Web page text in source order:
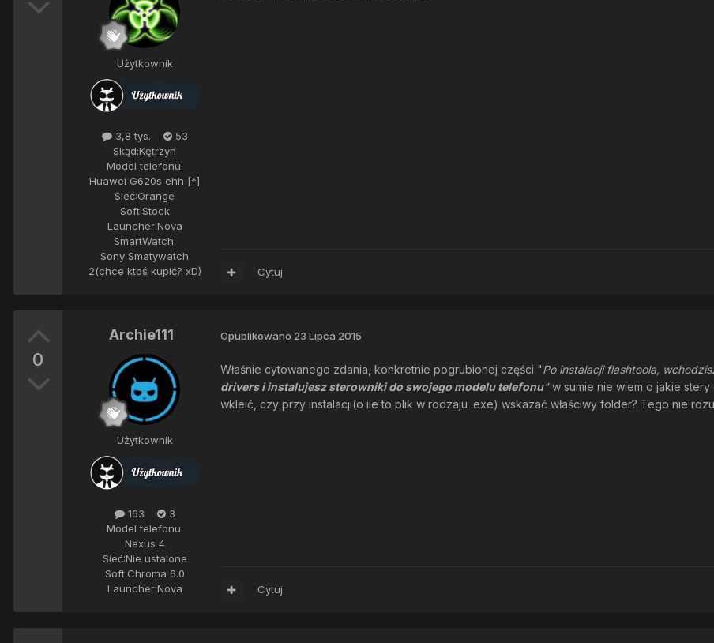
Użytkownik
3,8 tys.
53
Skąd:Kętrzyn
Model telefonu:
Huawei G620s ehh [*]
Sieć:Orange
Soft:Stock
Launcher:Nova
SmartWatch:
Sony Smatywatch
2(chce ktoś kupić? xD)
Cytuj
0
Archie111
Użytkownik
163
3
Model telefonu:
Nexus 4
Sieć:Nie ustalone
Soft:Chroma 6.0
Launcher:Nova
Opublikowano 23 Lipca 2015
Właśnie cytowanego zdania, konkretnie pogrubionej części "Po instalacji flashtoola,
drivers i instalujesz sterowniki do swojego modelu telefonu"w sumie nie wiem o jakie
wkleić, czy przy instalacji(o ile to plik w rodzaju .exe) wskazać właściwy folder? Tego nie
Cytuj